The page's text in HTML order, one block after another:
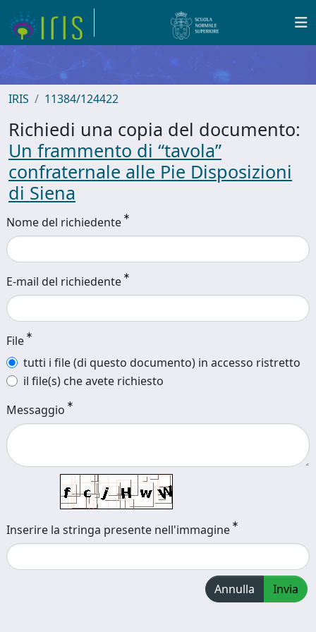
IRIS 11384/124422
Richiedi una copia del documento:
Un frammento di “tavola”
confraternale alle Pie Disposizioni
di Siena
Nome del richiedente
E-mail del richiedente
File
tutti i file (di questo documento) in accesso ristretto
il file(s) che avete richiesto
Messaggio
Inserire la stringa presente nell'immagine
Annulla Invia